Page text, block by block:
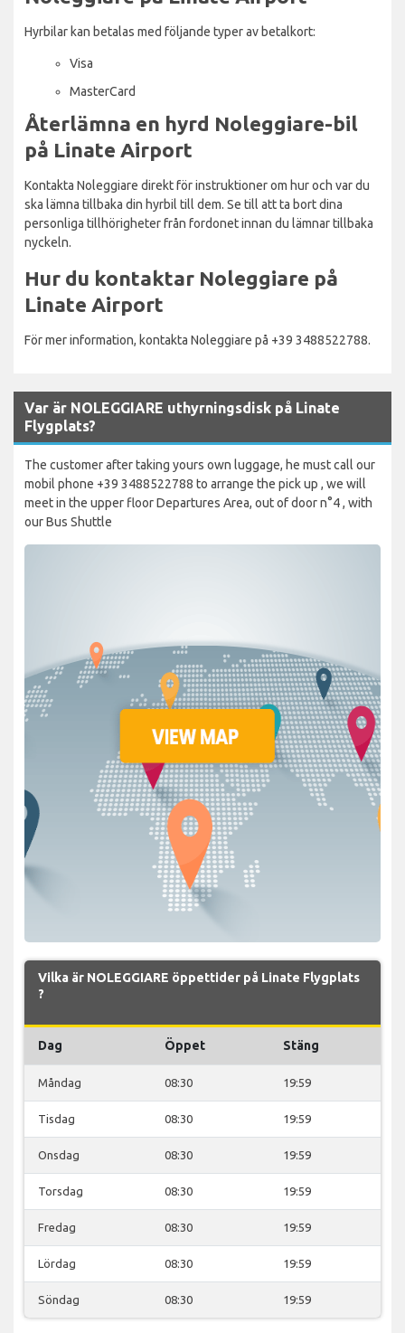
Hyrbilar kan betalas med följande typer av betalkort:
Visa
MasterCard
Återlämna en hyrd Noleggiare-bil
på Linate Airport
Kontakta Noleggiare direkt för instruktioner om hur och var du
ska lämna tillbaka din hyrbil till dem. Se till att ta bort dina
personliga tillhörigheter från fordonet innan du lämnar tillbaka
nyckeln.
Hur du kontaktar Noleggiare på
Linate Airport
För mer information, kontakta Noleggiare på +39 3488522788.
Var är NOLEGGIARE uthyrningsdisk på Linate
Flygplats?
The customer after taking yours own luggage, he must call our
mobil phone +39 3488522788 to arrange the pick up , we will
meet in the upper floor Departures Area, out of door n°4 , with
our Bus Shuttle
Vilka är NOLEGGIARE öppettider på Linate Flygplats
?
Dag Öppet Stäng
Måndag 08:30 19:59
Tisdag 08:30 19:59
Onsdag 08:30 19:59
Torsdag 08:30 19:59
Fredag 08:30 19:59
Lördag 08:30 19:59
Söndag 08:30 19:59